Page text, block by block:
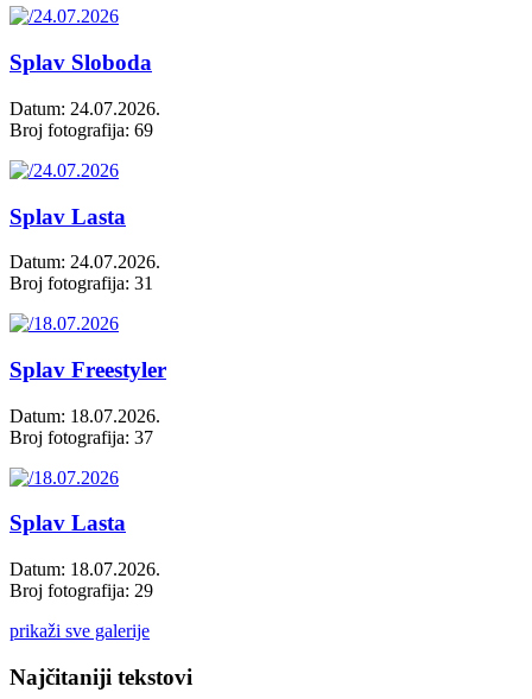
Splav Sloboda
Datum: 24.07.2026.
Broj fotografija: 69
Splav Lasta
Datum: 24.07.2026.
Broj fotografija: 31
Splav Freestyler
Datum: 18.07.2026.
Broj fotografija: 37
Splav Lasta
Datum: 18.07.2026.
Broj fotografija: 29
prikaži sve galerije
Najčitaniji tekstovi